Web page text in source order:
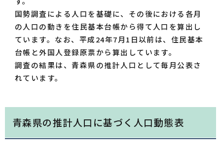
国勢調査による人口を基礎に、その後における各月
の人口の動きを住民基本台帳から得て人口を算出し
ています。なお、平成24年7月1日以前は、住民基本
台帳と外国人登録原票から算出しています。
調査の結果は、青森県の推計人口として毎月公表さ
れています。
青森県の推計人口に基づく人口動態表